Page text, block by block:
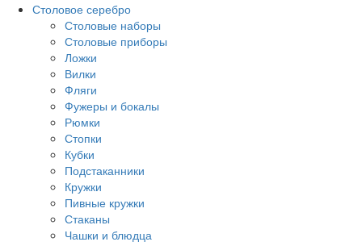
Столовое серебро
Столовые наборы
Столовые приборы
Ложки
Вилки
Фляги
Фужеры и бокалы
Рюмки
Стопки
Кубки
Подстаканники
Кружки
Пивные кружки
Стаканы
Чашки и блюдца